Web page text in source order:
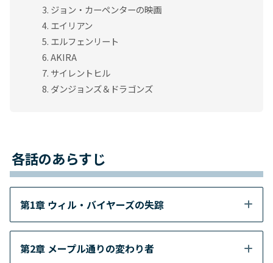
ジョン・カーペンターの映画
エイリアン
エルフェンリート
AKIRA
サイレントヒル
ダンジョンズ＆ドラゴンズ
各話のあらすじ
第1章 ウィル・バイヤーズの失踪
第2章 メープル通りの変わり者